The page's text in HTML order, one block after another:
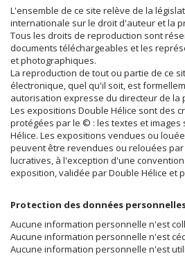
L'ensemble de ce site relève de la
internationale sur le droit d'auteur et la
Tous les droits de reproduction sont
documents téléchargeables et les
et photographiques.
La reproduction de tout ou partie de ce
électronique, quel qu'il soit, est
autorisation expresse du directeur de la
Les expositions Double Hélice sont des
protégées par le © : les textes et
Hélice. Les expositions vendues ou
peuvent être revendues ou relouées
lucratives, à l'exception d'une
exposition, validée par Double Hélice et
Protection des données
Aucune information personnelle n'est
Aucune information personnelle n'est
Aucune information personnelle n'est